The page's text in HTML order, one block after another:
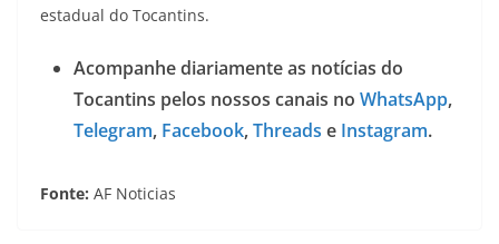
estadual do Tocantins.
Acompanhe diariamente as notícias do
Tocantins pelos nossos canais no WhatsApp,
Telegram, Facebook,Threads e Instagram.
Fonte: AF Noticias